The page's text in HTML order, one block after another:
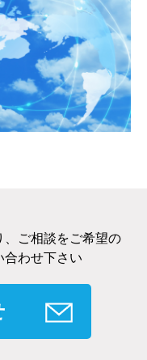
、ご相談をご希望の
合わせ下さい